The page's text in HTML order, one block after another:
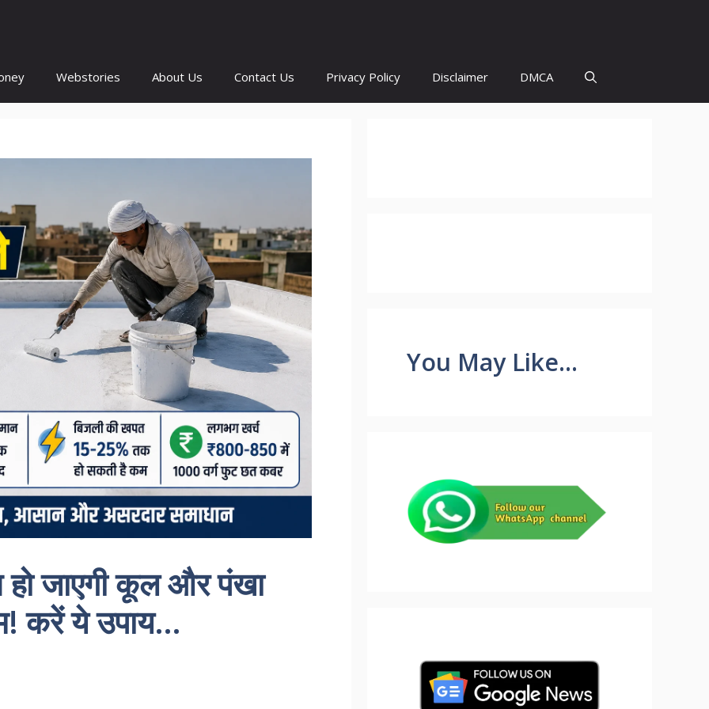
Webstories About Us Contact Us Privacy Policy Disclaimer DMCA
हो जाएगी कूल और पंखा
करें ये उपाय…
You May Like...